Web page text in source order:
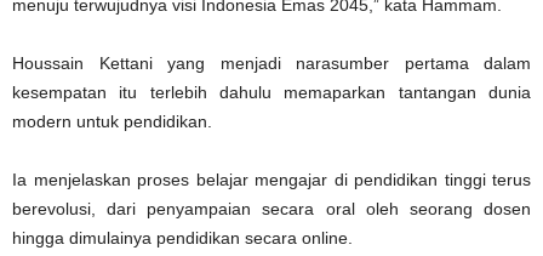
menuju terwujudnya visi Indonesia Emas 2045,” kata Hammam.
Houssain Kettani yang menjadi narasumber pertama dalam
kesempatan itu terlebih dahulu memaparkan tantangan dunia
modern untuk pendidikan.
Ia menjelaskan proses belajar mengajar di pendidikan tinggi terus
berevolusi, dari penyampaian secara oral oleh seorang dosen
hingga dimulainya pendidikan secara online.